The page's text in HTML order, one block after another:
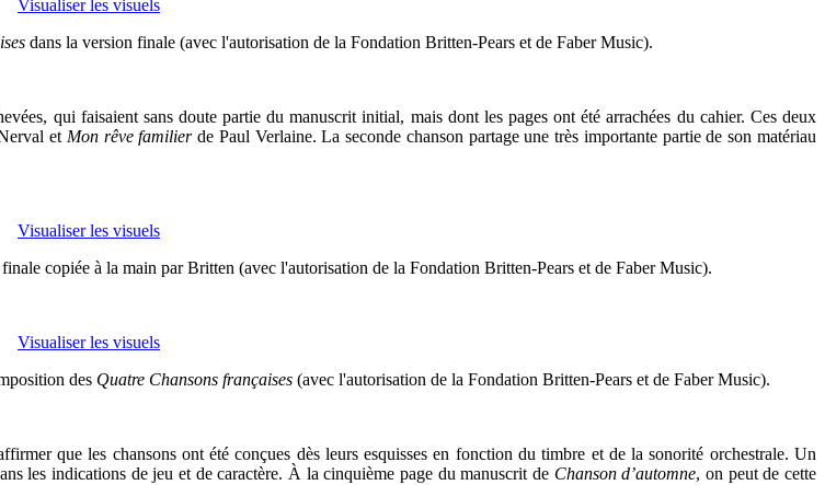
Visualiser les visuels
dans la version finale (avec l'autorisation de la Fondation Britten-Pears et de Faber Music).
qui faisaient sans doute partie du manuscrit initial, mais dont les pages ont été arrachées du cahier. Ces deux
et Mon rêve familierde Paul Verlaine. La seconde chanson partage une très importante partie de son matériau
Visualiser les visuels
copiée à la main par Britten (avec l'autorisation de la Fondation Britten-Pears et de Faber Music).
Visualiser les visuels
desQuatre Chansons françaises(avec l'autorisation de la Fondation Britten-Pears et de Faber Music).
que les chansons ont été conçues dès leurs esquisses en fonction du timbre et de la sonorité orchestrale. Un
les indications de jeu et de caractère. À la cinquième page du manuscrit de Chanson d’automne, on peut de cette